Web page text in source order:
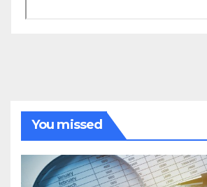
You missed